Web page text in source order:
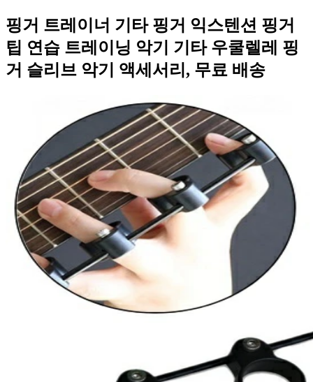
핑거 트레이너 기타 핑거 익스텐션 핑거
팁 연습 트레이닝 악기 기타 우쿨렐레 핑
거 슬리브 악기 액세서리, 무료 배송